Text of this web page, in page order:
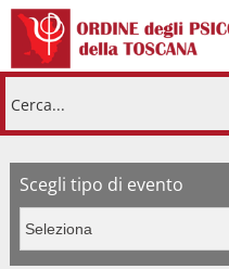
Cerca...
Scegli tipo di evento